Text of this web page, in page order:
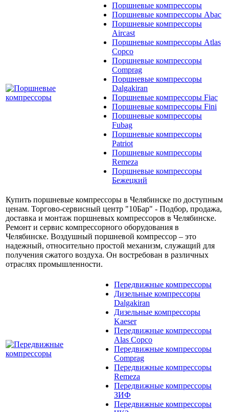
Поршневые компрессоры
Поршневые компрессоры Abac
Поршневые компрессоры
Aircast
Поршневые компрессоры Atlas
Copco
Поршневые компрессоры
Comprag
Поршневые компрессоры
Dalgakiran
Поршневые компрессоры Fiac
Поршневые компрессоры Fini
Поршневые компрессоры
Fubag
Поршневые компрессоры
Patriot
Поршневые компрессоры
Remeza
Поршневые компрессоры
Бежецкий
Купить поршневые компрессоры в Челябинске по доступным
ценам. Торгово-сервисный центр "10Бар" - Подбор, продажа,
доставка и монтаж поршневых компрессоров в Челябинске.
Ремонт и сервис компрессорного оборудования в
Челябинске. Воздушный поршневой компрессор – это
надежный, относительно простой механизм, служащий для
получения сжатого воздуха. Он востребован в различных
отраслях промышленности.
Передвижные компрессоры
Дизельные компрессоры
Dalgakiran
Дизельные компрессоры
Kaeser
Передвижные компрессоры
Alas Copco
Передвижные компрессоры
Comprag
Передвижные компрессоры
Remeza
Передвижные компрессоры
ЗИФ
Передвижные компрессоры